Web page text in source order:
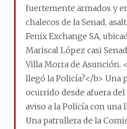
fuertemente armados y
chalecos de la Senad,
Fenix Exchange SA,
Mariscal López casi
Villa Morra de Asunción.
llegó la Policía?</b> Una
ocurrido desde afuera del
aviso a la Policía con una
Una patrullera de la